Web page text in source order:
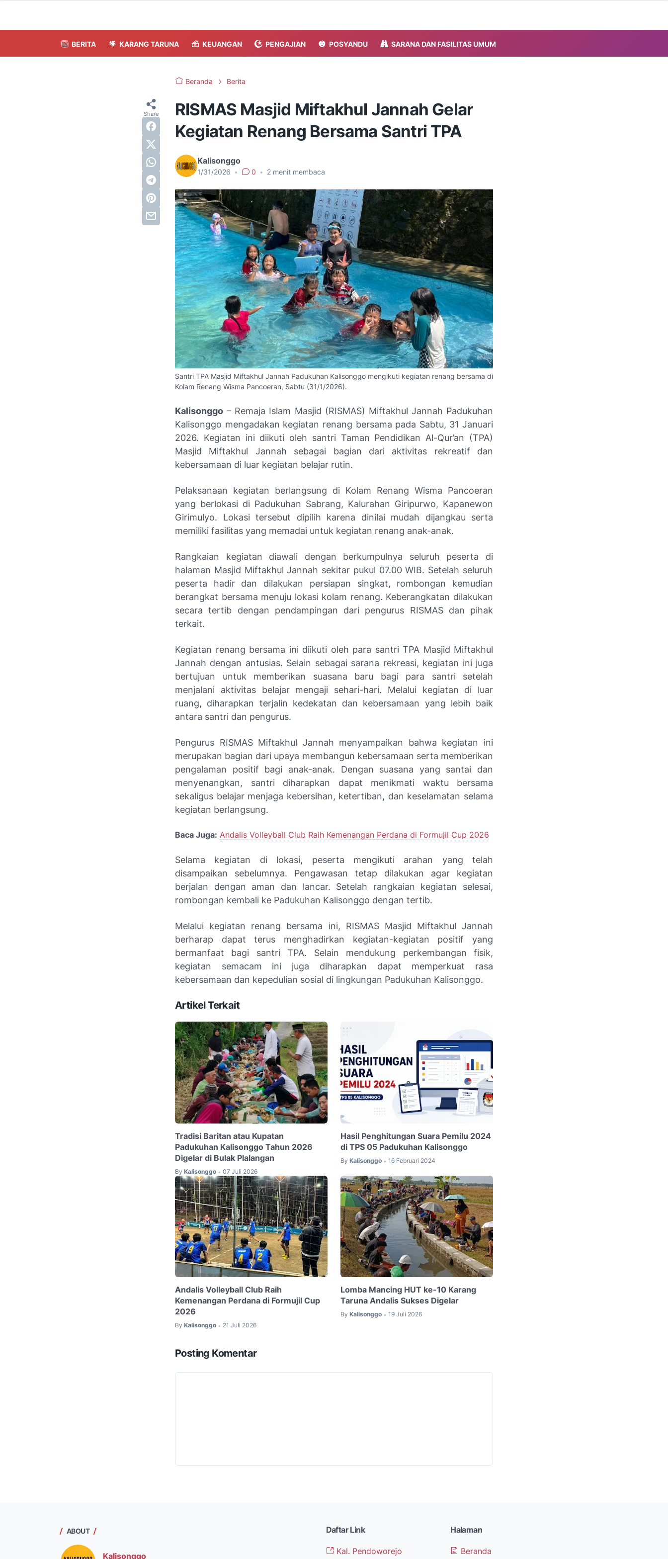
BERITA KARANG TARUNA KEUANGAN PENGAJIAN POSYANDU SARANA DAN FASILITAS UMUM
Beranda Berita
RISMAS Masjid Miftakhul Jannah Gelar
Kegiatan Renang Bersama Santri TPA
Kalisonggo
1/31/2026 • 0 • 2 menit membaca
Santri TPA Masjid Miftakhul Jannah Padukuhan Kalisonggo mengikuti kegiatan renang bersama di
Kolam Renang Wisma Pancoeran, Sabtu (31/1/2026).
Kalisonggo – Remaja Islam Masjid (RISMAS) Miftakhul Jannah Padukuhan
Kalisonggo mengadakan kegiatan renang bersama pada Sabtu, 31 Januari
2026. Kegiatan ini diikuti oleh santri Taman Pendidikan Al-Qur’an (TPA)
Masjid Miftakhul Jannah sebagai bagian dari aktivitas rekreatif dan
kebersamaan di luar kegiatan belajar rutin.
Pelaksanaan kegiatan berlangsung di Kolam Renang Wisma Pancoeran
yang berlokasi di Padukuhan Sabrang, Kalurahan Giripurwo, Kapanewon
Girimulyo. Lokasi tersebut dipilih karena dinilai mudah dijangkau serta
memiliki fasilitas yang memadai untuk kegiatan renang anak-anak.
Rangkaian kegiatan diawali dengan berkumpulnya seluruh peserta di
halaman Masjid Miftakhul Jannah sekitar pukul 07.00 WIB. Setelah seluruh
peserta hadir dan dilakukan persiapan singkat, rombongan kemudian
berangkat bersama menuju lokasi kolam renang. Keberangkatan dilakukan
secara tertib dengan pendampingan dari pengurus RISMAS dan pihak
terkait.
Kegiatan renang bersama ini diikuti oleh para santri TPA Masjid Miftakhul
Jannah dengan antusias. Selain sebagai sarana rekreasi, kegiatan ini juga
bertujuan untuk memberikan suasana baru bagi para santri setelah
menjalani aktivitas belajar mengaji sehari-hari. Melalui kegiatan di luar
ruang, diharapkan terjalin kedekatan dan kebersamaan yang lebih baik
antara santri dan pengurus.
Pengurus RISMAS Miftakhul Jannah menyampaikan bahwa kegiatan ini
merupakan bagian dari upaya membangun kebersamaan serta memberikan
pengalaman positif bagi anak-anak. Dengan suasana yang santai dan
menyenangkan, santri diharapkan dapat menikmati waktu bersama
sekaligus belajar menjaga kebersihan, ketertiban, dan keselamatan selama
kegiatan berlangsung.
Baca Juga: Andalis Volleyball Club Raih Kemenangan Perdana di Formujil Cup 2026
Selama kegiatan di lokasi, peserta mengikuti arahan yang telah
disampaikan sebelumnya. Pengawasan tetap dilakukan agar kegiatan
berjalan dengan aman dan lancar. Setelah rangkaian kegiatan selesai,
rombongan kembali ke Padukuhan Kalisonggo dengan tertib.
Melalui kegiatan renang bersama ini, RISMAS Masjid Miftakhul Jannah
berharap dapat terus menghadirkan kegiatan-kegiatan positif yang
bermanfaat bagi santri TPA. Selain mendukung perkembangan fisik,
kegiatan semacam ini juga diharapkan dapat memperkuat rasa
kebersamaan dan kepedulian sosial di lingkungan Padukuhan Kalisonggo.
Artikel Terkait
Tradisi Baritan atau Kupatan
Padukuhan Kalisonggo Tahun 2026
Digelar di Bulak Plalangan
By Kalisonggo • 07 Juli 2026
Hasil Penghitungan Suara Pemilu 2024
di TPS 05 Padukuhan Kalisonggo
By Kalisonggo • 16 Februari 2024
Andalis Volleyball Club Raih
Kemenangan Perdana di Formujil Cup
2026
By Kalisonggo • 21 Juli 2026
Lomba Mancing HUT ke-10 Karang
Taruna Andalis Sukses Digelar
By Kalisonggo • 19 Juli 2026
Posting Komentar
ABOUT
Kalisonggo
Daftar Link
Kal. Pendoworejo
Halaman
Beranda